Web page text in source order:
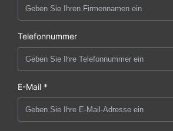
Telefonnummer
E-Mail *